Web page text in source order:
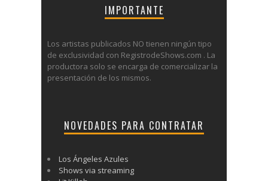
IMPORTANTE
Los artistas publicados NO tienen ningún tipo
de exclusividad con RegistrodeShows.com . La
productora solo se encarga de comercializar la
presentación de los mismos.
NOVEDADES PARA CONTRATAR
Los Ángeles Azules
Shows via streaming